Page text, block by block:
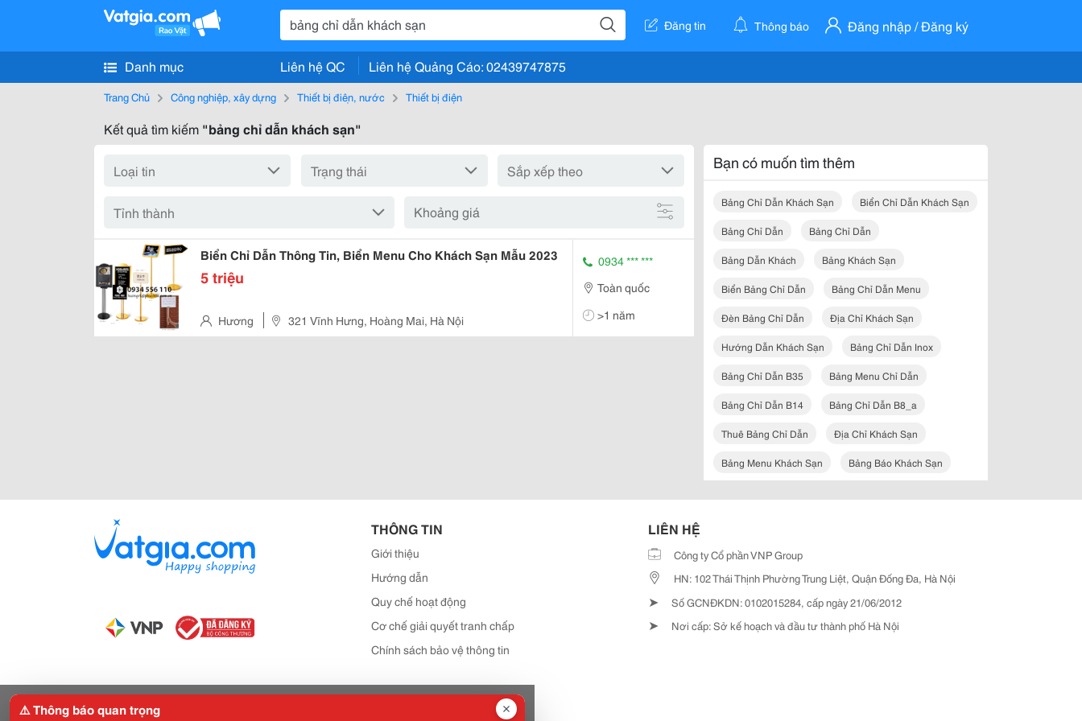
Đăng tin Thông báo Đăng nhập / Đăng ký
Danh mục Liên hệ QC Liên hệ Quảng Cáo: 02439747875
Trang Chủ Công nghiệp, xây dựng Thiết bị điện, nước Thiết bị điện
Kết quả tìm kiếm "bảng chỉ dẫn khách sạn"
Khoảng giá
Biển Chỉ Dẫn Thông Tin, Biển Menu Cho Khách Sạn Mẫu 2023
5 triệu
Hương 321 Vĩnh Hưng, Hoàng Mai, Hà Nội
0934 *** ***
Toàn quốc
>1 năm
Bạn có muốn tìm thêm
Bảng Chỉ Dẫn Khách Sạn Biển Chỉ Dẫn Khách Sạn
Bảng Chỉ Dẫn Bảng Chỉ Dẫn
Bảng Dẫn Khách Bảng Khách Sạn
Biển Bảng Chỉ Dẫn Bảng Chỉ Dẫn Menu
Đèn Bảng Chỉ Dẫn Địa Chỉ Khách Sạn
Hướng Dẫn Khách Sạn Bảng Chỉ Dẫn Inox
Bảng Chỉ Dẫn B35 Bảng Menu Chỉ Dẫn
Bảng Chỉ Dẫn B14 Bảng Chỉ Dẫn B8_a
Thuê Bảng Chỉ Dẫn Địa Chỉ Khách Sạn
Bảng Menu Khách Sạn Bảng Báo Khách Sạn
THÔNG TIN
Giới thiệu
Hướng dẫn
Quy chế hoạt động
Cơ chế giải quyết tranh chấp
Chính sách bảo vệ thông tin
LIÊN HỆ
Công ty Cổ phần VNP Group
HN: 102 Thái Thịnh Phường Trung Liệt, Quận Đống Đa, Hà Nội
➤ Số GCNĐKDN: 0102015284, cấp ngày 21/06/2012
➤ Nơi cấp: Sở kế hoạch và đầu tư thành phố Hà Nội
⚠️ Thông báo quan trọng